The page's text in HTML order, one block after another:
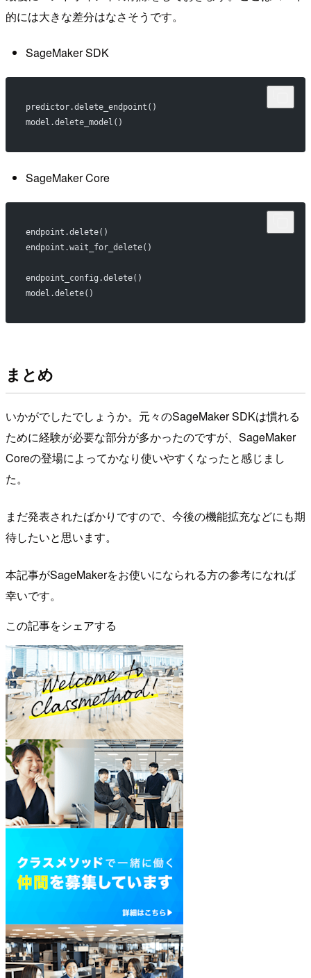
的には大きな差分はなさそうです。
SageMaker SDK
predictor.delete_endpoint()
model.delete_model()
SageMaker Core
endpoint.delete()
endpoint.wait_for_delete()
endpoint_config.delete()
model.delete()
まとめ
いかがでしたでしょうか。元々のSageMaker SDKは慣れる
ために経験が必要な部分が多かったのですが、SageMaker
Coreの登場によってかなり使いやすくなったと感じまし
た。
まだ発表されたばかりですので、今後の機能拡充などにも期
待したいと思います。
本記事がSageMakerをお使いになられる方の参考になれば
幸いです。
この記事をシェアする